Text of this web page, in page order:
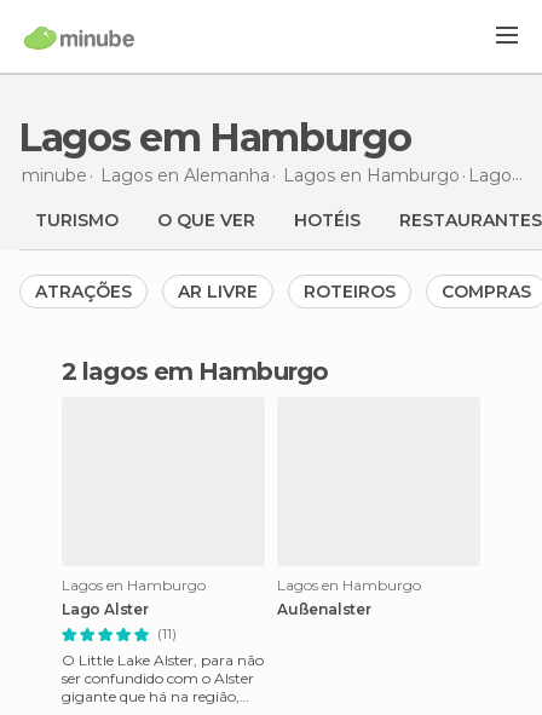
Lagos em Hamburgo
minube Lagos en Alemanha Lagos en Hamburgo Lagos
TURISMO O QUE VER HOTÉIS RESTAURANTES
ATRAÇÕES AR LIVRE ROTEIROS COMPRAS
2 lagos em Hamburgo
Lagos en Hamburgo
Lago Alster
(11)
O Little Lake Alster, para não
ser confundido com o Alster
gigante que há na região,
Lagos en Hamburgo
Außenalster